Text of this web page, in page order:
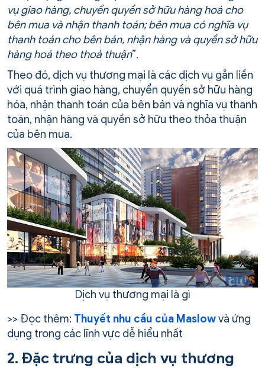
vụ giao hàng, chuyển quyền sở hữu hàng hoá cho
bên mua và nhận thanh toán; bên mua có nghĩa vụ
thanh toán cho bên bán, nhận hàng và quyền sở hữu
hàng hoá theo thoả thuận”.
Theo đó, dịch vụ thương mại là các dịch vụ gắn liền
với quá trình giao hàng, chuyển quyền sở hữu hàng
hóa, nhận thanh toán của bên bán và nghĩa vụ thanh
toán, nhận hàng và quyền sở hữu theo thỏa thuận
của bên mua.
Dịch vụ thương mại là gì
>> Đọc thêm: Thuyết nhu cầu của Maslowvà ứng
dụng trong các lĩnh vực dễ hiểu nhất
2. Đặc trưng của dịch vụ thương